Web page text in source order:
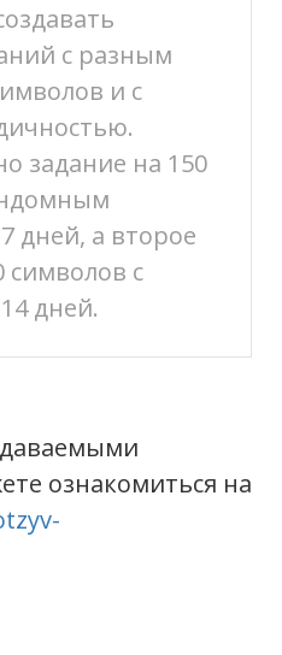
с разным
и с
задание на 150
дней, а второе
символов с
дней.
ознакомиться на